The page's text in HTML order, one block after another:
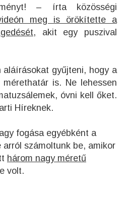
– írta közösségi
meg is örökítette a
akit egy puszival
aláírásokat gyűjteni, hogy a
mérethatár is. Ne lehessen
óvni kell őket.
Híreknek.
fogása egyébként a
arról számoltunk be, amikor
három nagy méretű
volt.